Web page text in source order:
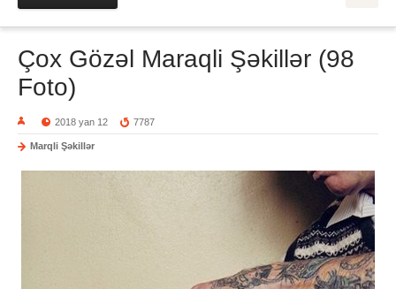
Çox Gözəl Maraqli Şəkillər (98
Foto)
2018 yan 12 7787
Marqli Şəkillər